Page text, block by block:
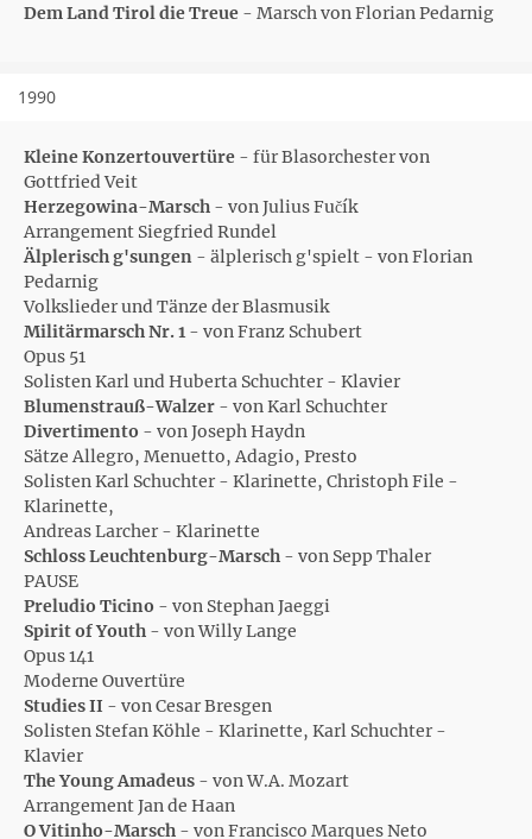
Dem Land Tirol die Treue - Marsch von Florian Pedarnig
1990
Kleine Konzertouvertüre - für Blasorchester von
Gottfried Veit
Herzegowina-Marsch - von Julius Fučík
Arrangement Siegfried Rundel
Älplerisch g'sungen - älplerisch g'spielt - von Florian
Pedarnig
Volkslieder und Tänze der Blasmusik
Militärmarsch Nr. 1 - von Franz Schubert
Opus 51
Solisten Karl und Huberta Schuchter - Klavier
Blumenstrauß-Walzer - von Karl Schuchter
Divertimento - von Joseph Haydn
Sätze Allegro, Menuetto, Adagio, Presto
Solisten Karl Schuchter - Klarinette, Christoph File -
Klarinette,
Andreas Larcher - Klarinette
Schloss Leuchtenburg-Marsch - von Sepp Thaler
PAUSE
Preludio Ticino - von Stephan Jaeggi
Spirit of Youth - von Willy Lange
Opus 141
Moderne Ouvertüre
Studies II - von Cesar Bresgen
Solisten Stefan Köhle - Klarinette, Karl Schuchter -
Klavier
The Young Amadeus - von W.A. Mozart
Arrangement Jan de Haan
O Vitinho-Marsch - von Francisco Marques Neto